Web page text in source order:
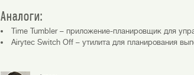
Аналоги:
Time Tumbler – приложение-планировщик для
Airytec Switch Off – утилита для планирования